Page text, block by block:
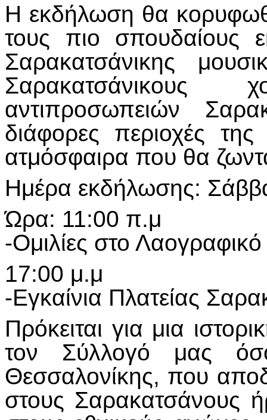
Η εκδήλωση θα
τους πιο σπουδαίους
Σαρακατσάνικης
αντιπροσωπειών
διάφορες περιοχές
ατμόσφαιρα που θα
Ημέρα εκδήλωσης:
Ώρα: 11:00 π.μ
-Ομιλίες στο
17:00 μ.μ
-Εγκαίνια Πλατείας
Πρόκειται για μια
τον Σύλλογό μας
Θεσσαλονίκης, που
στους Σαρακατσάνους